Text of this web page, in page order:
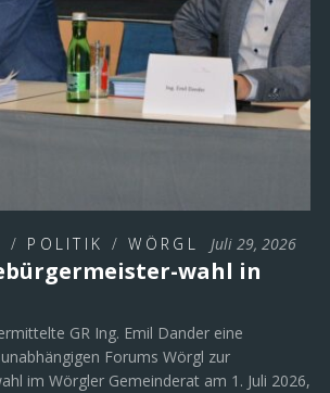
/ POLITIK /WÖRGL Juli 29, 2026
wahl in
GR Ing. Emil Dander eine
Forums Wörgl zur
im Wörgler Gemeinderat am 1. Juli 2026,